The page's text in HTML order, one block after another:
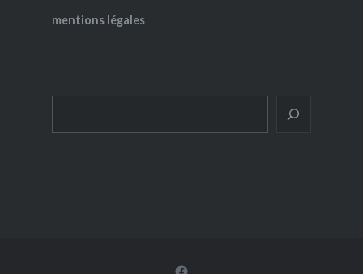
mentions légales
Facebook